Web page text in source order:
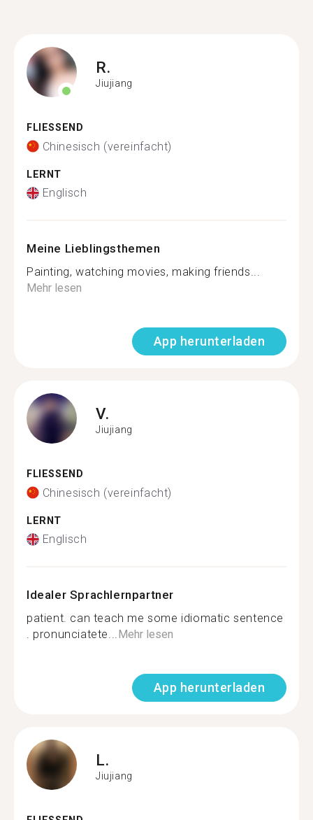
R.
Jiujiang
FLIESSEND
Chinesisch (vereinfacht)
LERNT
Englisch
Meine Lieblingsthemen
Painting, watching movies, making friends...
Mehr lesen
App herunterladen
V.
Jiujiang
FLIESSEND
Chinesisch (vereinfacht)
LERNT
Englisch
Idealer Sprachlernpartner
patient. can teach me some idiomatic sentence
. pronunciatete...Mehr lesen
App herunterladen
L.
Jiujiang